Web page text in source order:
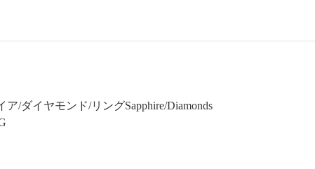
ア/ダイヤモンド/リングSapphire/Diamonds